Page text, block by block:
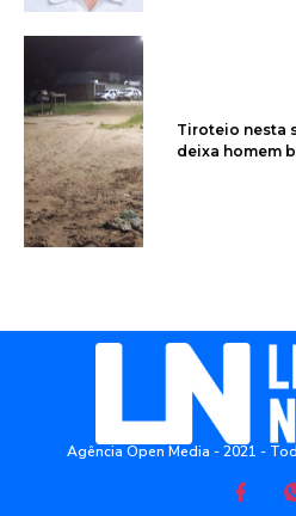
Tiroteio nesta
deixa homem
Agência Open Media - 2021 -